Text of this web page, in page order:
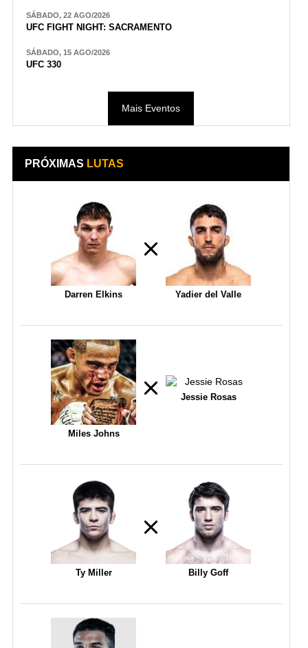
SÁBADO, 22 AGO/2026
UFC FIGHT NIGHT: SACRAMENTO
SÁBADO, 15 AGO/2026
UFC 330
Mais Eventos
PRÓXIMAS LUTAS
Darren Elkins Yadier del Valle
Miles Johns
Jessie Rosas
Ty Miller Billy Goff